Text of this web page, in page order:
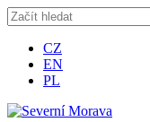
CZ
EN
PL